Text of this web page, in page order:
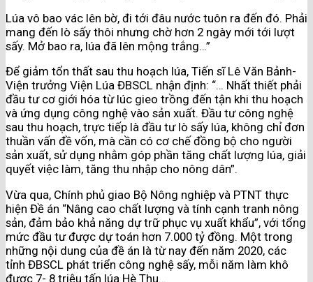
Lúa vô bao vác lên bờ, đi tới đâu nước tuôn ra đến đó. Phải
mang đến lò sấy thôi nhưng chờ hơn 2 ngày mới tới lượt
sấy. Mở bao ra, lúa đã lên mộng trắng…”
Để giảm tổn thất sau thu hoạch lúa, Tiến sĩ Lê Văn Bảnh-
Viện trưởng Viện Lúa ĐBSCL nhận định: “… Nhất thiết phải
đầu tư cơ giới hóa từ lúc gieo trồng đến tận khi thu hoạch
và ứng dụng công nghệ vào sản xuất. Đầu tư công nghệ
sau thu hoạch, trực tiếp là đầu tư lò sấy lúa, không chỉ đơn
thuần vấn đề vốn, mà cần có cơ chế đồng bộ cho người
sản xuất, sử dụng nhằm góp phần tăng chất lượng lúa, giải
quyết việc làm, tăng thu nhập cho nông dân”.
Vừa qua, Chính phủ giao Bộ Nông nghiệp và PTNT thực
hiện Đề án “Nâng cao chất lượng và tính cạnh tranh nông
sản, đảm bảo khả năng dự trữ phục vụ xuất khẩu”, với tổng
mức đầu tư được dự toán hơn 7.000 tỷ đồng. Một trong
những nội dung của đề án là từ nay đến năm 2020, các
tỉnh ĐBSCL phát triển công nghệ sấy, mỗi năm làm khô
được 7- 8 triệu tấn lúa Hè Thu…